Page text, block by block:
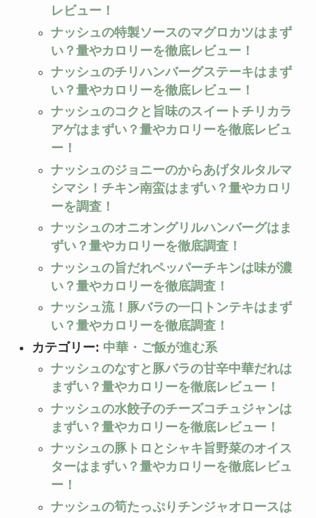
レビュー！
ナッシュの特製ソースのマグロカツはまず
い？量やカロリーを徹底レビュー！
ナッシュのチリハンバーグステーキはまず
い？量やカロリーを徹底レビュー！
ナッシュのコクと旨味のスイートチリカラ
アゲはまずい？量やカロリーを徹底レビュ
ー！
ナッシュのジョニーのからあげタルタルマ
シマシ！チキン南蛮はまずい？量やカロリ
ーを調査！
ナッシュのオニオングリルハンバーグはま
ずい？量やカロリーを徹底調査！
ナッシュの旨だれペッパーチキンは味が濃
い？量やカロリーを徹底調査！
ナッシュ流！豚バラの一口トンテキはまず
い？量やカロリーを徹底調査！
カテゴリー: 中華・ご飯が進む系
ナッシュのなすと豚バラの甘辛中華だれは
まずい？量やカロリーを徹底レビュー！
ナッシュの水餃子のチーズコチュジャンは
まずい？量やカロリーを徹底レビュー！
ナッシュの豚トロとシャキ旨野菜のオイス
ターはまずい？量やカロリーを徹底レビュ
ー！
ナッシュの筍たっぷりチンジャオロースは